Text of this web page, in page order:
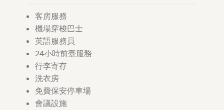
客房服務
機場穿梭巴士
英語服務員
24小時前臺服務
行李寄存
洗衣房
免費保安停車場
會議設施